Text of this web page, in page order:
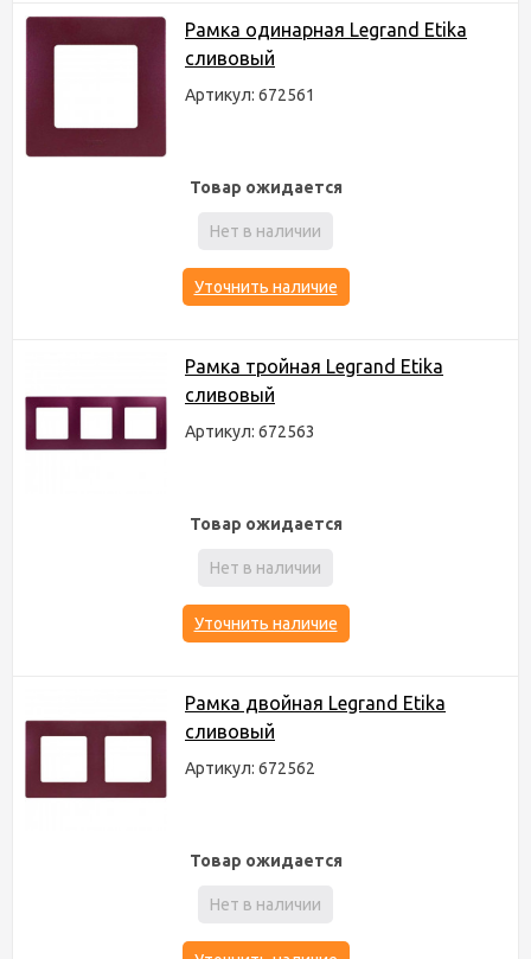
Рамка одинарная Legrand Etika
сливовый
Артикул: 672561
Товар ожидается
Нет в наличии
Уточнить наличие
Рамка тройная Legrand Etika
сливовый
Артикул: 672563
Товар ожидается
Нет в наличии
Уточнить наличие
Рамка двойная Legrand Etika
сливовый
Артикул: 672562
Товар ожидается
Нет в наличии